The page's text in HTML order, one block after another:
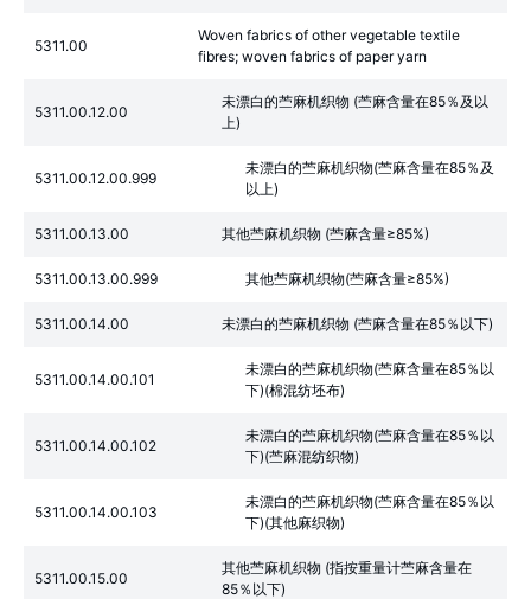
5311.00
Woven fabrics of other vegetable textile
fibres; woven fabrics of paper yarn
5311.00.12.00
未漂白的苎麻机织物 (苎麻含量在85％及以
上)
5311.00.12.00.999
未漂白的苎麻机织物(苎麻含量在85％及
以上)
5311.00.13.00 其他苎麻机织物 (苎麻含量≥85%)
5311.00.13.00.999 其他苎麻机织物(苎麻含量≥85%)
5311.00.14.00 未漂白的苎麻机织物 (苎麻含量在85％以下)
5311.00.14.00.101
未漂白的苎麻机织物(苎麻含量在85％以
下)(棉混纺坯布)
5311.00.14.00.102
未漂白的苎麻机织物(苎麻含量在85％以
下)(苎麻混纺织物)
5311.00.14.00.103
未漂白的苎麻机织物(苎麻含量在85％以
下)(其他麻织物)
5311.00.15.00
其他苎麻机织物 (指按重量计苎麻含量在
85％以下)